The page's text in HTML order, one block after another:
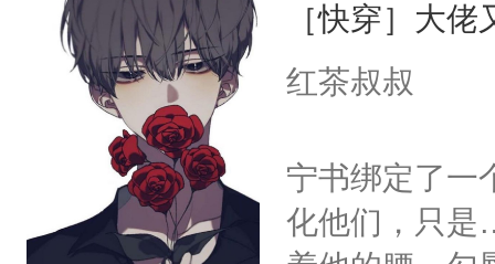
指:“要我说多少遍？我不是怪物！”*本
变人，各种私设怪物出没。
［快穿］大
红茶叔叔
宁书绑定了一
化他们，只是